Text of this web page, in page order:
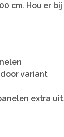
cm. Hou er
variant
extra